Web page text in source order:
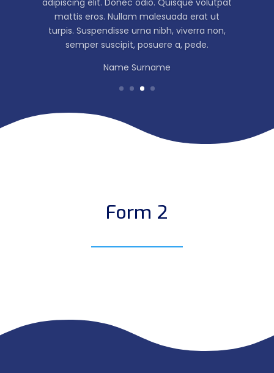
mattis eros. Nullam malesuada erat ut
turpis. Suspendisse urna nibh, viverra non,
semper suscipit, posuere a, pede.
Form 2